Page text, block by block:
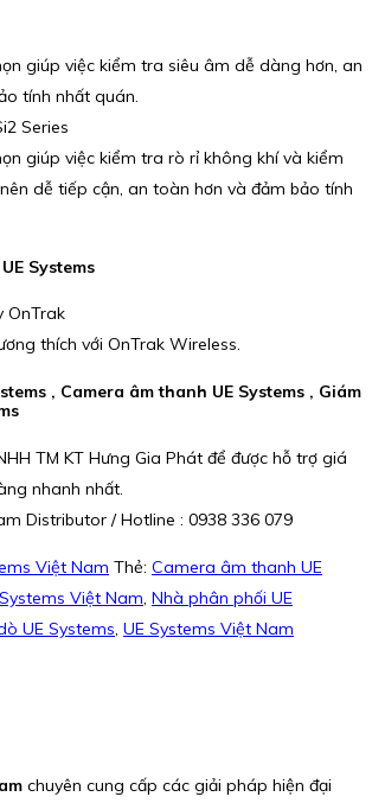
giúp việc kiểm tra siêu âm dễ dàng hơn, an
tính nhất quán.
Series
giúp việc kiểm tra rò rỉ không khí và kiểm
dễ tiếp cận, an toàn hơn và đảm bảo tính
Systems
OnTrak
thích với OnTrak Wireless.
, Camera âm thanh UE Systems , Giám
TM KT Hưng Gia Phát để được hỗ trợ giá
nhanh nhất.
Distributor / Hotline : 0938 336 079
Việt Nam Thẻ: Camera âm thanh UE
Việt Nam Nhà phân phối UE
UE Systems UE Systems Việt Nam
chuyên cung cấp các giải pháp hiện đại